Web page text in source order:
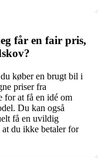
får en fair pris,
køber en brugt bil i
priser fra
for at få en idé om
Du kan også
få en uvildig
du ikke betaler for